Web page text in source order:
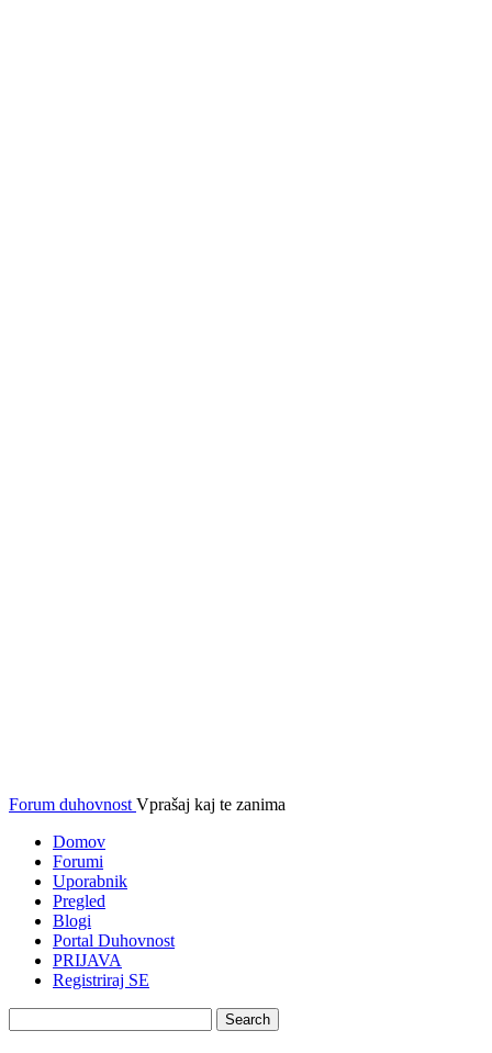
Forum duhovnost Vprašaj kaj te zanima
Domov
Forumi
Uporabnik
Pregled
Blogi
Portal Duhovnost
PRIJAVA
Registriraj SE